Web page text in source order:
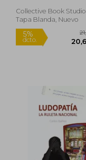
dcto.
Collective Book Studio,
Tapa Blanda, Nuevo